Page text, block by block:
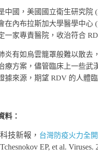
中國，美國國立衛生研究院
在內布拉斯加大學醫學中心
一家專責醫院，收治符合
炎有如烏雲籠罩般難以散去
療方案，儘管臨床上一些武
據來源，期望 RDV 的人體
料：
科技新報， 台灣防疫火力全
Tchesnokov EP, et al. Viruses.